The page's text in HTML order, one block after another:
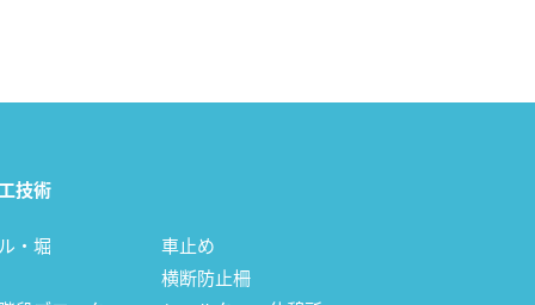
技術
・堀
車止め
横断防止柵